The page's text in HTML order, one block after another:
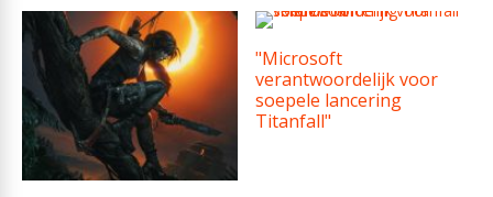
"Microsoft
verantwoordelijk voor
soepele lancering
Titanfall"